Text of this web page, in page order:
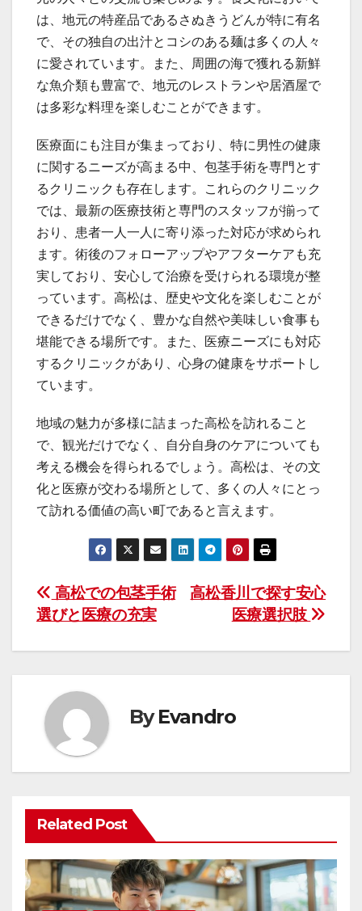
は、地元の特産品であるさぬきうどんが特に有名
で、その独自の出汁とコシのある麺は多くの人々
に愛されています。また、周囲の海で獲れる新鮮
な魚介類も豊富で、地元のレストランや居酒屋で
は多彩な料理を楽しむことができます。
医療面にも注目が集まっており、特に男性の健康
に関するニーズが高まる中、包茎手術を専門とす
るクリニックも存在します。これらのクリニック
では、最新の医療技術と専門のスタッフが揃って
おり、患者一人一人に寄り添った対応が求められ
ます。術後のフォローアップやアフターケアも充
実しており、安心して治療を受けられる環境が整
っています。高松は、歴史や文化を楽しむことが
できるだけでなく、豊かな自然や美味しい食事も
堪能できる場所です。また、医療ニーズにも対応
するクリニックがあり、心身の健康をサポートし
ています。
地域の魅力が多様に詰まった高松を訪れること
で、観光だけでなく、自分自身のケアについても
考える機会を得られるでしょう。高松は、その文
化と医療が交わる場所として、多くの人々にとっ
て訪れる価値の高い町であると言えます。
投
稿
ビ
ゲ
ー
ョ
ン
高松香川で探す安心
医療選択肢
高松での包茎手術
選びと医療の充実
ByEvandro
Related Post